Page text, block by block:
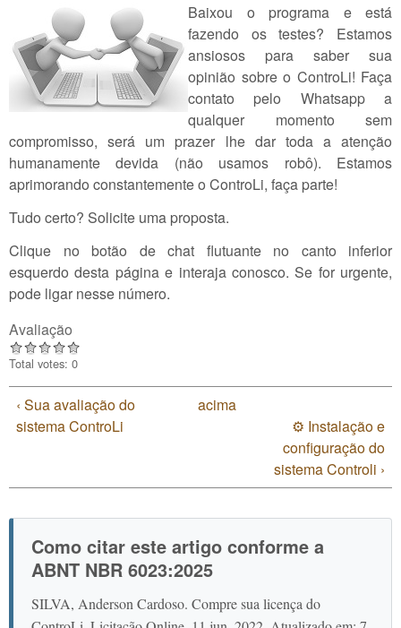
Baixou o programa e está
fazendo os testes? Estamos
ansiosos para saber sua
opinião sobre o ControLi! Faça
contato pelo Whatsapp a
qualquer momento sem
compromisso, será um prazer lhe dar toda a atenção
humanamente devida (não usamos robô). Estamos
aprimorando constantemente o ControLi, faça parte!
Tudo certo? Solicite uma proposta.
Clique no botão de chat flutuante no canto inferior
esquerdo desta página e interaja conosco. Se for urgente,
pode ligar nesse número.
Avaliação
Total votes: 0
‹ Sua avaliação do
sistema ControLi
acima
⚙️ Instalação e
configuração do
sistema Controli ›
Como citar este artigo conforme a
ABNT NBR 6023:2025
SILVA, Anderson Cardoso. Compre sua licença do